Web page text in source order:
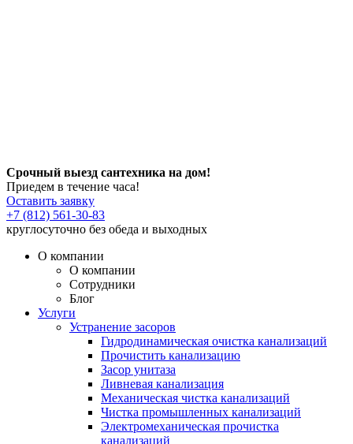
Срочный выезд сантехника на дом!
Приедем в течение часа!
Оставить заявку
+7 (812) 561-30-83
круглосуточно без обеда и выходных
О компании
О компании
Сотрудники
Блог
Услуги
Устранение засоров
Гидродинамическая очистка канализаций
Прочистить канализацию
Засор унитаза
Ливневая канализация
Механическая чистка канализаций
Чистка промышленных канализаций
Электромеханическая прочистка
канализаций